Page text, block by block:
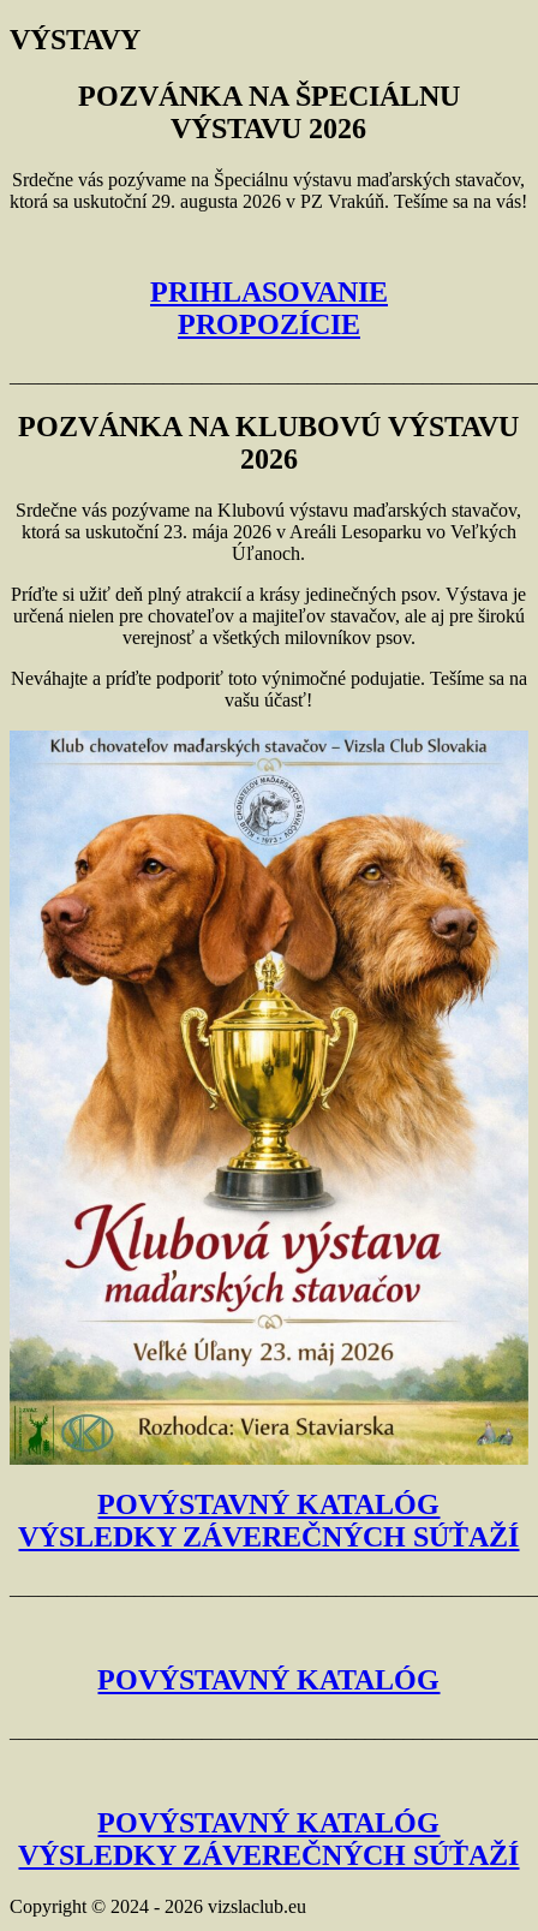
VÝSTAVY
POZVÁNKA NA ŠPECIÁLNU
VÝSTAVU 2026
Srdečne vás pozývame na Špeciálnu výstavu maďarských stavačov,
ktorá sa uskutoční 29. augusta 2026 v PZ Vrakúň. Tešíme sa na vás!
PRIHLASOVANIE
PROPOZÍCIE
POZVÁNKA NA KLUBOVÚ VÝSTAVU
2026
Srdečne vás pozývame na Klubovú výstavu maďarských stavačov,
ktorá sa uskutoční 23. mája 2026 v Areáli Lesoparku vo Veľkých
Úľanoch.
Príďte si užiť deň plný atrakcií a krásy jedinečných psov. Výstava je
určená nielen pre chovateľov a majiteľov stavačov, ale aj pre širokú
verejnosť a všetkých milovníkov psov.
Neváhajte a príďte podporiť toto výnimočné podujatie. Tešíme sa na
vašu účasť!
POVÝSTAVNÝ KATALÓG
VÝSLEDKY ZÁVEREČNÝCH SÚŤAŽÍ
POVÝSTAVNÝ KATALÓG
POVÝSTAVNÝ KATALÓG
VÝSLEDKY ZÁVEREČNÝCH SÚŤAŽÍ
Copyright © 2024 - 2026 vizslaclub.eu